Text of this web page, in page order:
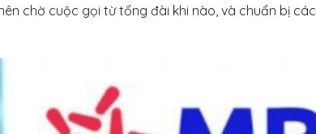
chờ cuộc gọi từ tổng đài khi nào, và chuẩn bị các